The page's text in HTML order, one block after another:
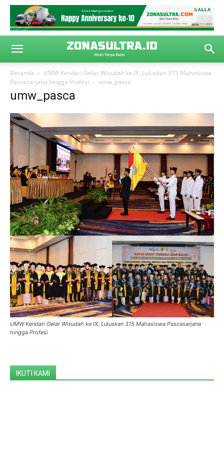
Beranda
UMW Kendari Gelar Wisudah ke IX, Luluskan 315 Mahasiswa
Pascasarjana hingga Profesi
umw_pasca
umw_pasca
UMW Kendari Gelar Wisudah ke IX, Luluskan 315 Mahasiswa Pascasarjana
hingga Profesi
IKUTI KAMI